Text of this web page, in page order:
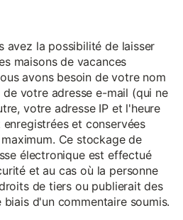
avez la possibilité de laisser
maisons de vacances
avons besoin de votre nom
votre adresse e-mail (qui ne
votre adresse IP et l'heure
et conservées
Ce stockage de
électronique est effectué
et au cas où la personne
de tiers ou publierait des
d'un commentaire soumis.